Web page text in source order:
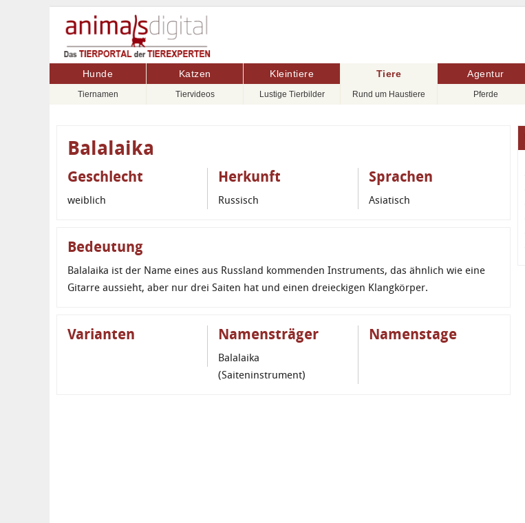
Hunde Katzen Kleintiere Tiere
Tiernamen Tiervideos Lustige Tierbilder Rund um Haustiere Pferde
Agentur
Balalaika
Geschlecht
weiblich
Herkunft
Russisch
Sprachen
Asiatisch
Bedeutung
Balalaika ist der Name eines aus Russland kommenden Instruments, das ähnlich wie eine
Gitarre aussieht, aber nur drei Saiten hat und einen dreieckigen Klangkörper.
Varianten Namensträger
Balalaika
(Saiteninstrument)
Namenstage